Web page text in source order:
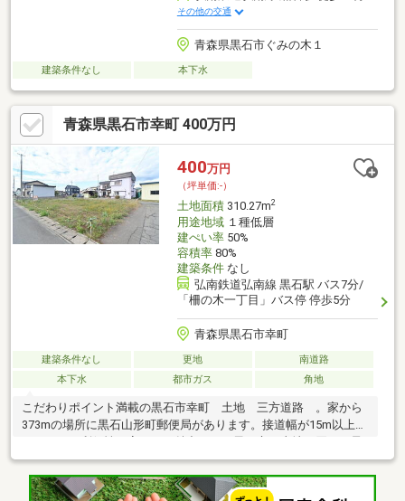
その他の交通
青森県黒石市ぐみの木１
建築条件なし 本下水
青森県黒石市幸町 400万円
400万円
（坪単価:-）
土地面積310.27m2
用途地域１種低層
建ぺい率50%
容積率80%
建築条件なし
弘南鉄道弘南線 黒石駅 バス7分/
「柵の木一丁目」バス停 停歩5分
青森県黒石市幸町
建築条件なし 更地
南道路
本下水
都市ガス 角地
こだわりポイント満載の黒石市幸町 土地 三方道路 。家から
373mの場所に黒石山形町郵便局があります。接道幅が15m以上あ
りますので利便性が高いのが魅力です。黒石市で土地を買うご予
定なら、0172-53-5467、またはinomatajisyo-e@snow.ocn.ne.jpま
でお問い合わせください。LIXIL不動産ショップ 猪股地所では土地
情報を豊富にご用意しております。